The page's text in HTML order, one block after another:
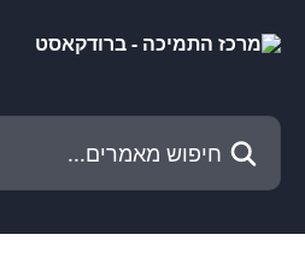
חיפוש מאמרים...